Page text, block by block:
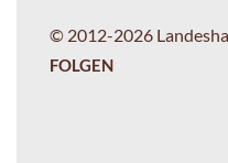
© 2012-2026
FOLGEN